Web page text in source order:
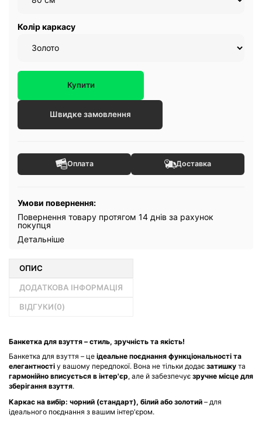
Колір каркасу
Купити
Швидке замовлення
Оплата Доставка
Умови повернення:
Повернення товару протягом 14 днів за рахунок
покупця
Детальніше
ОПИС
ДОДАТКОВА ІНФОРМАЦІЯ
ВІДГУКИ(0)
Банкетка для взуття – стиль, зручність та якість!
Банкетка для взуття – це ідеальне поєднання функціональності та
елегантності у вашому передпокої. Вона не тільки додає затишку та
гармонійно вписується в інтер'єр, але й забезпечує зручне місце для
зберігання взуття.
Каркас на вибір: чорний (стандарт), білий або золотий – для
ідеального поєднання з вашим інтер'єром.